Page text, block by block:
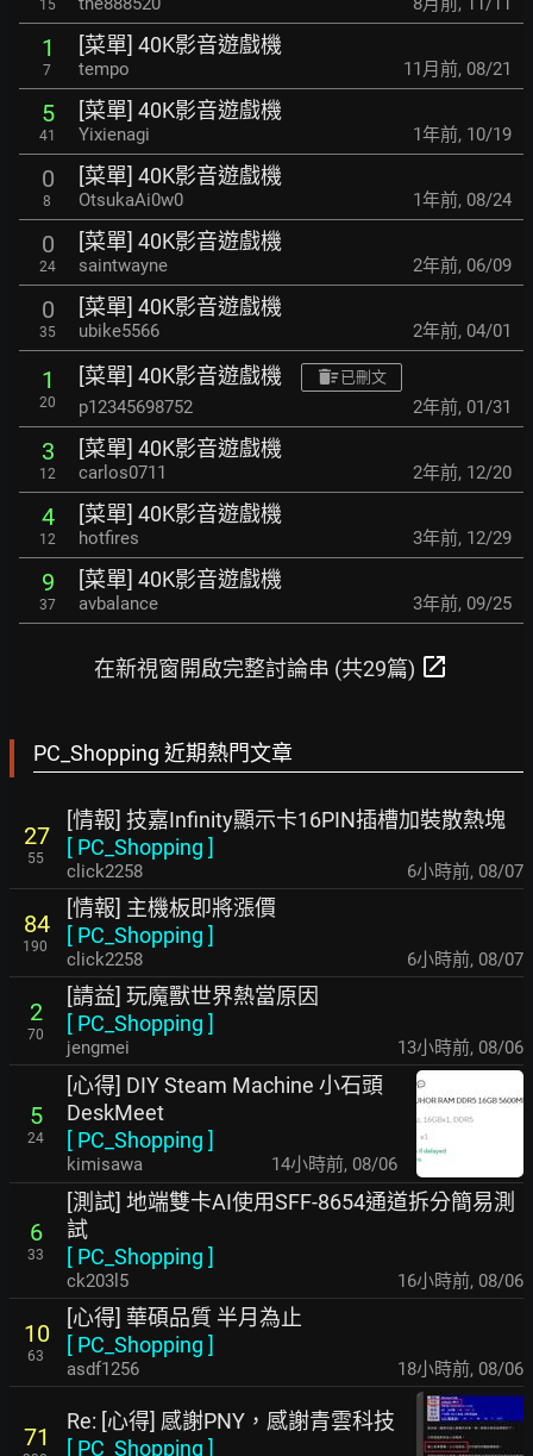
15
1
7
[菜單] 40K影音遊戲機
tempo 11月前, 08/21
5
41
[菜單] 40K影音遊戲機
Yixienagi 1年前, 10/19
0
8
[菜單] 40K影音遊戲機
OtsukaAi0w0 1年前, 08/24
0
24
[菜單] 40K影音遊戲機
saintwayne 2年前, 06/09
0
35
[菜單] 40K影音遊戲機
ubike5566 2年前, 04/01
1
20
[菜單] 40K影音遊戲機 已刪文
p12345698752 2年前, 01/31
3
12
[菜單] 40K影音遊戲機
carlos0711 2年前, 12/20
4
12
[菜單] 40K影音遊戲機
hotfires 3年前, 12/29
9
37
[菜單] 40K影音遊戲機
avbalance 3年前, 09/25
在新視窗開啟完整討論串 (共29篇) open_in_new
PC_Shopping 近期熱門文章
27
55
[情報] 技嘉Infinity顯示卡16PIN插槽加裝散熱塊
[ PC_Shopping ]
click2258 6小時前, 08/07
84
190
[情報] 主機板即將漲價
[ PC_Shopping ]
click2258 6小時前, 08/07
2
70
[請益] 玩魔獸世界熱當原因
[ PC_Shopping ]
jengmei 13小時前, 08/06
5
24
[心得] DIY Steam Machine 小石頭
DeskMeet
[ PC_Shopping ]
kimisawa 14小時前, 08/06
6
33
[測試] 地端雙卡AI使用SFF-8654通道拆分簡易測
試
[ PC_Shopping ]
ck203l5 16小時前, 08/06
10
63
[心得] 華碩品質 半月為止
[ PC_Shopping ]
asdf1256 18小時前, 08/06
71
Re: [心得] 感謝PNY，感謝青雲科技
[ PC_Shopping ]